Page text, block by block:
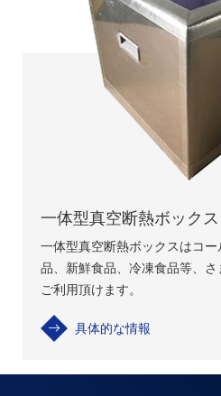
一体型真空断熱ボックス
一体型真空断熱ボックスはコ
品、新鮮食品、冷凍食品等、
ご利用頂けます。
具体的な情報